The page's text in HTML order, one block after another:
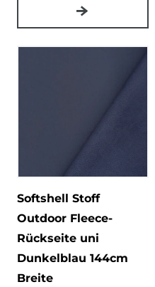
Softshell Stoff
Outdoor Fleece-
Rückseite uni
Dunkelblau 144cm
Breite